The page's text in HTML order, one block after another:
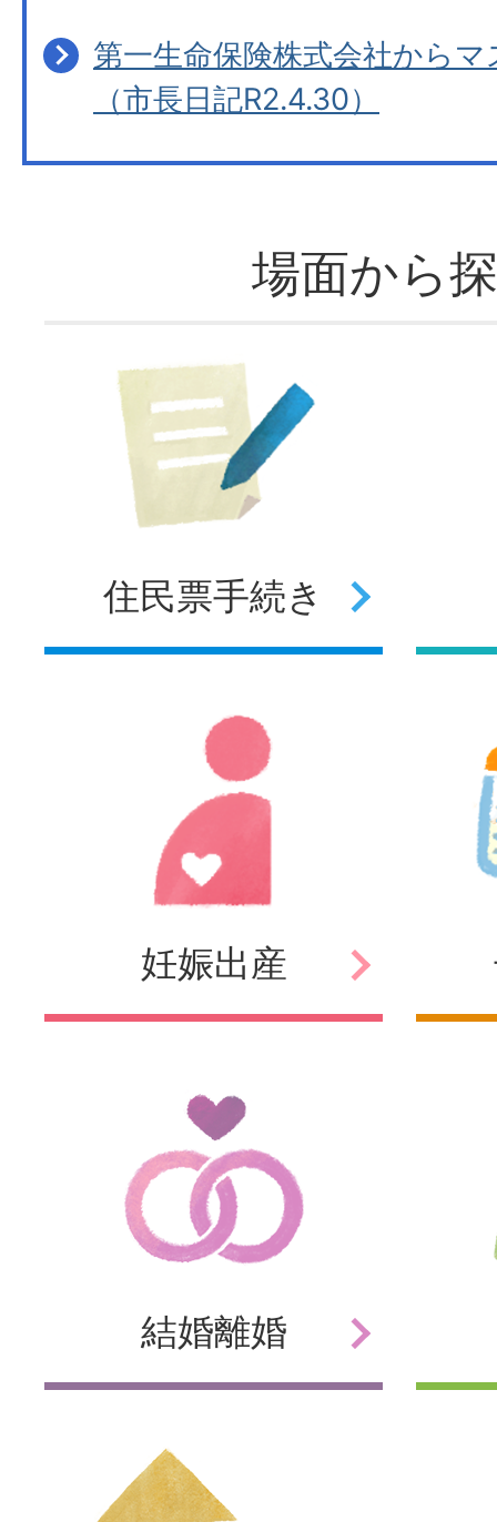
第一生命保険株式会社から
（市長日記R2.4.30）
場面から
住民票手続き
妊娠出産
結婚離婚